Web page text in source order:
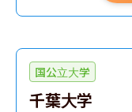
国公立大学
千葉大学